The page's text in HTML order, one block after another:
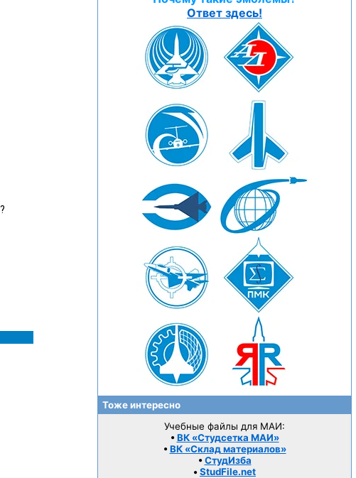
Ответ здесь!
Тоже интересно
Учебные файлы для МАИ:
• ВК «Студсетка МАИ»
• ВК «Склад материалов»
• СтудИзба
• StudFile.net